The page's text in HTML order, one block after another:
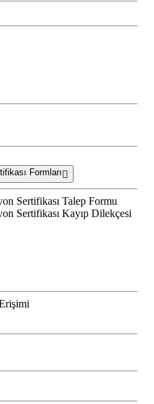
Formları
Sertifikası Talep Formu
Sertifikası Kayıp Dilekçesi